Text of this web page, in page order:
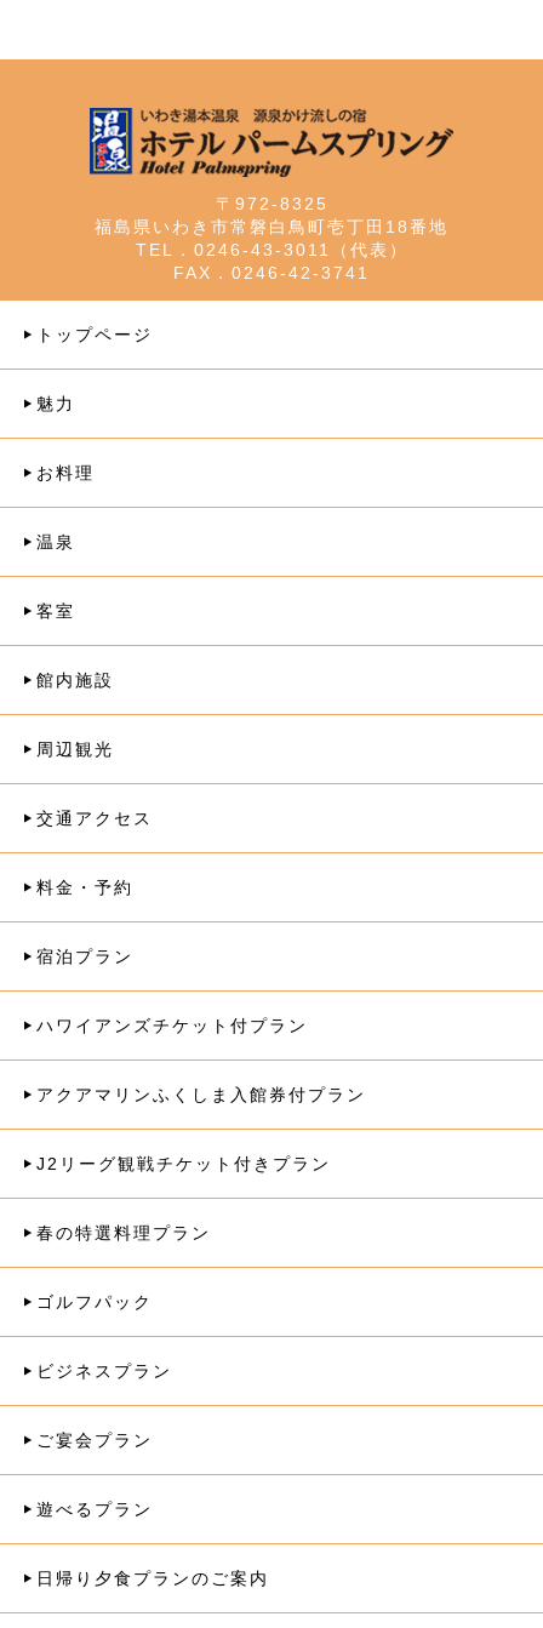
〒972-8325
福島県いわき市常磐白鳥町壱丁田18番地
TEL．0246-43-3011（代表）
FAX．0246-42-3741
トップページ
魅力
お料理
温泉
客室
館内施設
周辺観光
交通アクセス
料金・予約
宿泊プラン
ハワイアンズチケット付プラン
アクアマリンふくしま入館券付プラン
J2リーグ観戦チケット付きプラン
春の特選料理プラン
ゴルフパック
ビジネスプラン
ご宴会プラン
遊べるプラン
日帰り夕食プランのご案内